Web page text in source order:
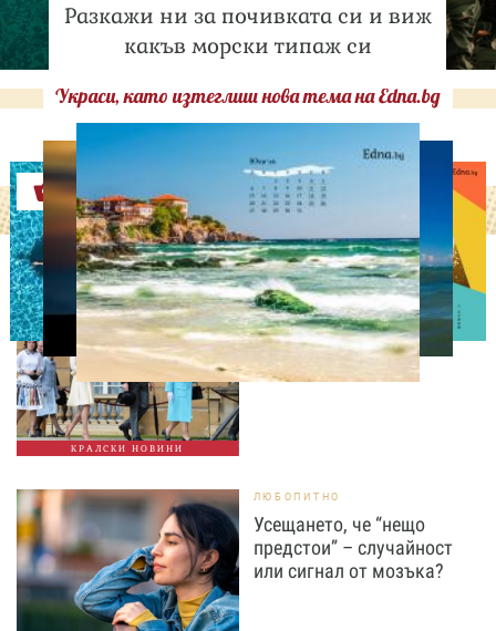
Разкажи ни за почивката си и виж
какъв морски типаж си
Украси, като изтеглиш нова тема на Edna.bg
Оферти
КРАЛСКИ НОВИНИ
СВОБОДНО ВРЕМЕ
Ново бебе в кралското
семейство
ЛЮБОПИТНО
Усещането, че “нещо
предстои” – случайност
или сигнал от мозъка?